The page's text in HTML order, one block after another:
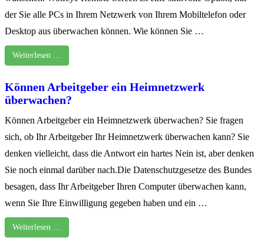
der Sie alle PCs in Ihrem Netzwerk von Ihrem Mobiltelefon oder
Desktop aus überwachen können. Wie können Sie …
Weiterlesen …
Können Arbeitgeber ein Heimnetzwerk
überwachen?
Können Arbeitgeber ein Heimnetzwerk überwachen? Sie fragen
sich, ob Ihr Arbeitgeber Ihr Heimnetzwerk überwachen kann? Sie
denken vielleicht, dass die Antwort ein hartes Nein ist, aber denken
Sie noch einmal darüber nach.Die Datenschutzgesetze des Bundes
besagen, dass Ihr Arbeitgeber Ihren Computer überwachen kann,
wenn Sie Ihre Einwilligung gegeben haben und ein …
Weiterlesen …